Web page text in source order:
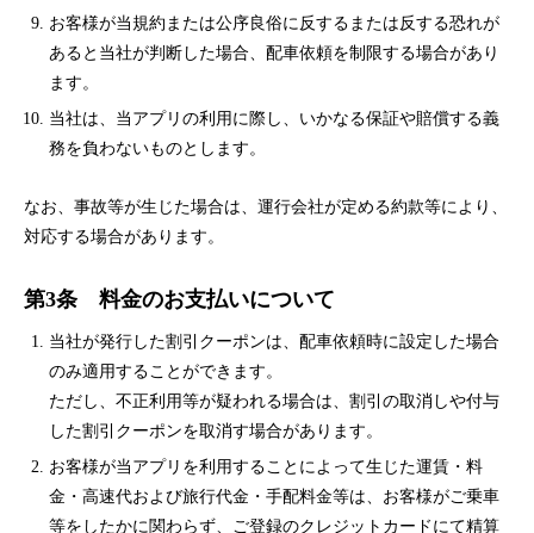
お客様が当規約または公序良俗に反するまたは反する恐れが
あると当社が判断した場合、配車依頼を制限する場合があり
ます。
当社は、当アプリの利用に際し、いかなる保証や賠償する義
務を負わないものとします。
なお、事故等が生じた場合は、運行会社が定める約款等により、
対応する場合があります。
第3条 料金のお支払いについて
当社が発行した割引クーポンは、配車依頼時に設定した場合
のみ適用することができます。
ただし、不正利用等が疑われる場合は、割引の取消しや付与
した割引クーポンを取消す場合があります。
お客様が当アプリを利用することによって生じた運賃・料
金・高速代および旅行代金・手配料金等は、お客様がご乗車
等をしたかに関わらず、ご登録のクレジットカードにて精算